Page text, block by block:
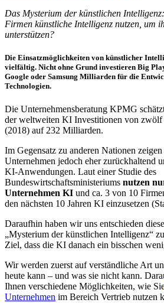
Das Mysterium der künstlichen
Firmen künstliche Intelligenz nutzen, um
unterstützen?
Die Einsatzmöglichkeiten von künstlicher
vielfältig. Nicht ohne Grund investieren Big
Google oder Samsung Milliarden für die
Technologien.
Die Unternehmensberatung KPMG
der weltweiten KI Investitionen von
(2018) auf 232 Milliarden.
Im Gegensatz zu anderen Nationen
Unternehmen jedoch eher zurückhaltend
KI-Anwendungen. Laut einer Studie des
Bundeswirtschaftsministeriums nutzen
Unternehmen KI und ca. 3 von 10
den nächsten 10 Jahren KI einzusetzen
Daraufhin haben wir uns entschieden
„Mysterium der künstlichen Intelligenz“
Ziel, dass die KI danach ein bisschen
Wir werden zuerst auf verständliche Art
heute kann – und was sie nicht kann.
Ihnen verschiedene Möglichkeiten, wie
Unternehmen im Bereich Vertrieb nutzen